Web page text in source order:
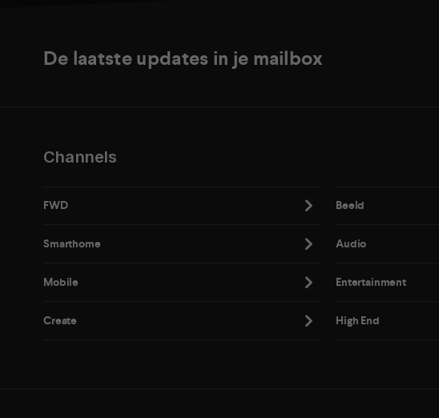
De laatste updates in je mailbox
Channels
FWD Beeld
Smarthome Audio
Mobile Entertainment
Create High End